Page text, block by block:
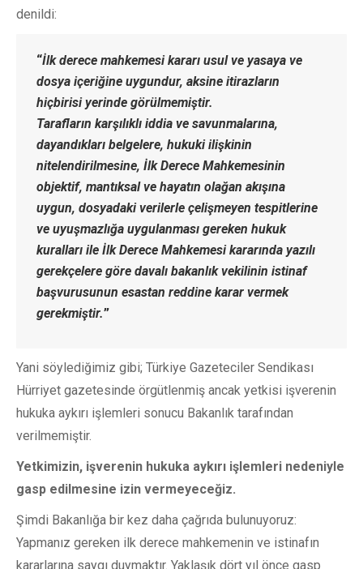
denildi:
“İlk derece mahkemesi kararı usul ve yasaya ve
dosya içeriğine uygundur, aksine itirazların
hiçbirisi yerinde görülmemiştir.
Tarafların karşılıklı iddia ve savunmalarına,
dayandıkları belgelere, hukuki ilişkinin
nitelendirilmesine, İlk Derece Mahkemesinin
objektif, mantıksal ve hayatın olağan akışına
uygun, dosyadaki verilerle çelişmeyen tespitlerine
ve uyuşmazlığa uygulanması gereken hukuk
kuralları ile İlk Derece Mahkemesi kararında yazılı
gerekçelere göre davalı bakanlık vekilinin istinaf
başvurusunun esastan reddine karar vermek
gerekmiştir.”
Yani söylediğimiz gibi; Türkiye Gazeteciler Sendikası
Hürriyet gazetesinde örgütlenmiş ancak yetkisi işverenin
hukuka aykırı işlemleri sonucu Bakanlık tarafından
verilmemiştir.
Yetkimizin, işverenin hukuka aykırı işlemleri nedeniyle
gasp edilmesine izin vermeyeceğiz.
Şimdi Bakanlığa bir kez daha çağrıda bulunuyoruz:
Yapmanız gereken ilk derece mahkemenin ve istinafın
kararlarına saygı duymaktır. Yaklaşık dört yıl önce gasp